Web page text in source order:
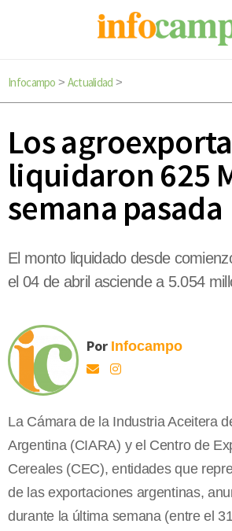
Infocampo > Actualidad >
Los
liquidaron 625
semana pasada
El monto liquidado desde
el 04 de abril asciende a 5.054
Por Infocampo
La Cámara de la Industria Aceitera
Argentina (CIARA) y el Centro de
Cereales (CEC), entidades que
de las exportaciones argentinas,
durante la última semana (entre el